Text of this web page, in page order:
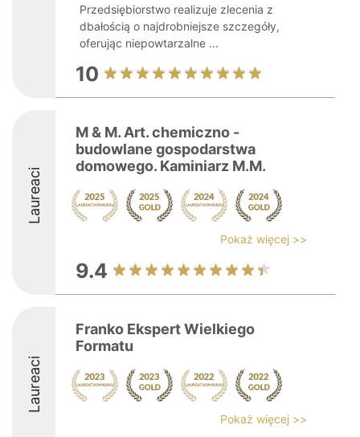
Przedsiębiorstwo realizuje zlecenia z
dbałością o najdrobniejsze szczegóły,
oferując niepowtarzalne ...
10
Laureaci
M & M. Art. chemiczno -
budowlane gospodarstwa
domowego. Kaminiarz M.M.
Pokaż więcej >>
9.4
Laureaci
Franko Ekspert Wielkiego
Formatu
Pokaż więcej >>